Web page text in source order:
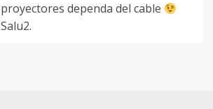
proyectores dependa del cable
Salu2.